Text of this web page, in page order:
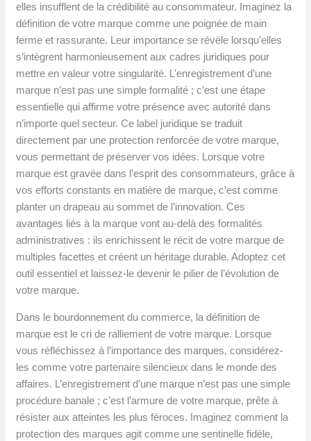
elles insufflent de la crédibilité au consommateur. Imaginez la
définition de votre marque comme une poignée de main
ferme et rassurante. Leur importance se révèle lorsqu’elles
s’intègrent harmonieusement aux cadres juridiques pour
mettre en valeur votre singularité. L’enregistrement d’une
marque n’est pas une simple formalité ; c’est une étape
essentielle qui affirme votre présence avec autorité dans
n’importe quel secteur. Ce label juridique se traduit
directement par une protection renforcée de votre marque,
vous permettant de préserver vos idées. Lorsque votre
marque est gravée dans l’esprit des consommateurs, grâce à
vos efforts constants en matière de marque, c’est comme
planter un drapeau au sommet de l’innovation. Ces
avantages liés à la marque vont au-delà des formalités
administratives : ils enrichissent le récit de votre marque de
multiples facettes et créent un héritage durable. Adoptez cet
outil essentiel et laissez-le devenir le pilier de l’évolution de
votre marque.
Dans le bourdonnement du commerce, la définition de
marque est le cri de ralliement de votre marque. Lorsque
vous réfléchissez à l’importance des marques, considérez-
les comme votre partenaire silencieux dans le monde des
affaires. L’enregistrement d’une marque n’est pas une simple
procédure banale ; c’est l’armure de votre marque, prête à
résister aux atteintes les plus féroces. Imaginez comment la
protection des marques agit comme une sentinelle fidèle,